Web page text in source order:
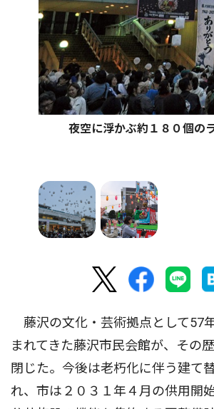
夜空に浮かぶ約１８０個の
藤沢の文化・芸術拠点として57
まれてきた藤沢市民会館が、その
閉じた。今後は老朽化に伴う建て
れ、市は２０３１年４月の供用開